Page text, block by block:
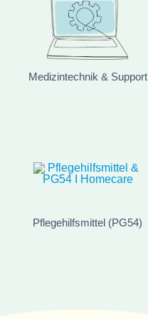
Medizintechnik & Support
Pflegehilfsmittel (PG54)